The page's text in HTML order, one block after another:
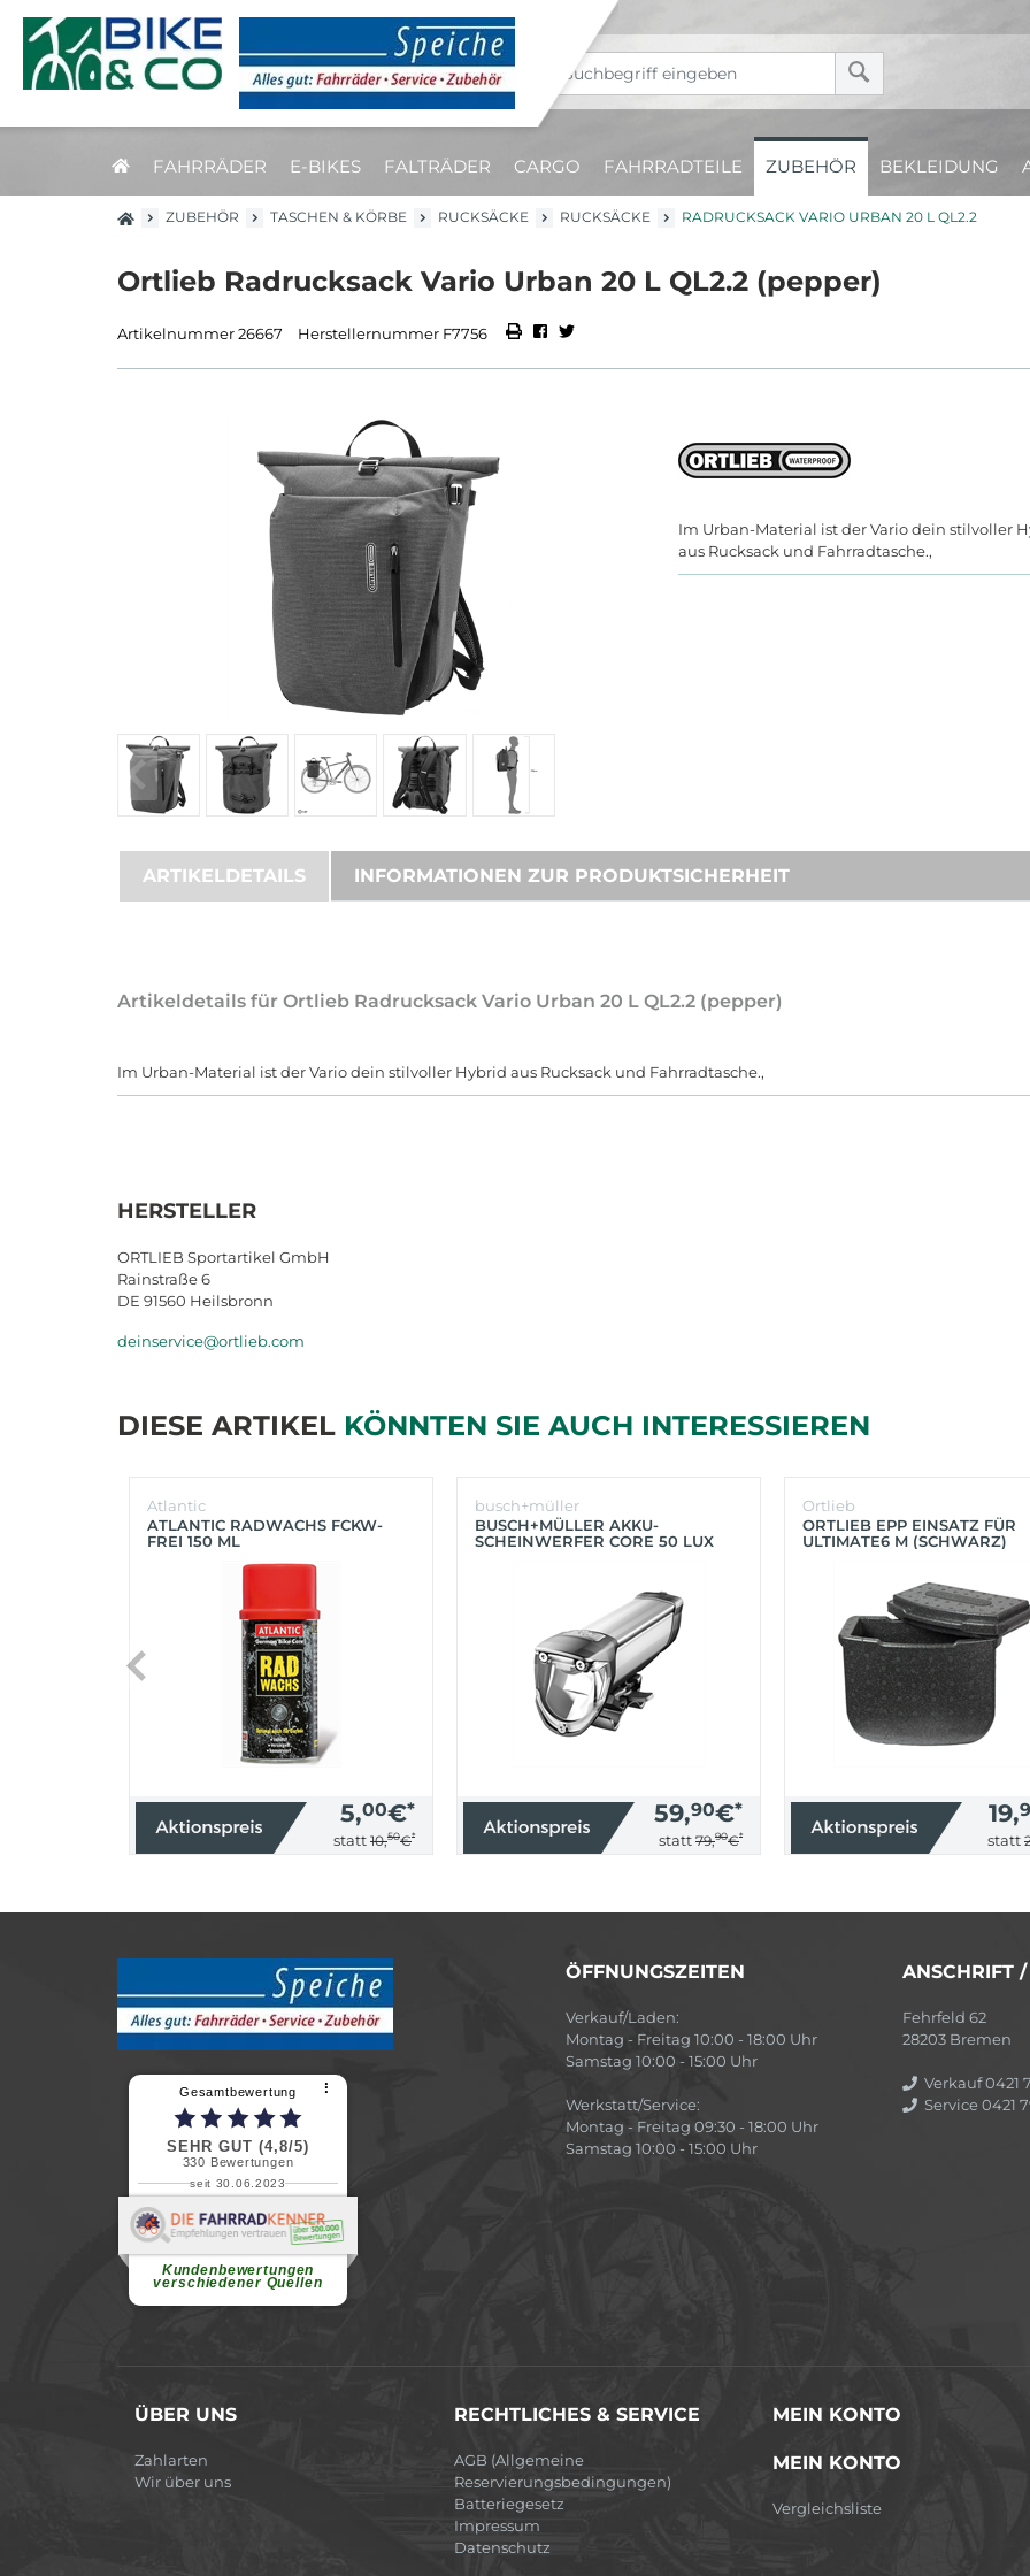
FAHRRÄDER E-BIKES FALTRÄDER CARGO FAHRRADTEILE ZUBEHÖR BEKLEIDUNG
ZUBEHÖR TASCHEN & KÖRBE RUCKSÄCKE RUCKSÄCKE RADRUCKSACK VARIO URBAN 20 L QL2.2
Ortlieb Radrucksack Vario Urban 20 L QL2.2 (pepper)
Artikelnummer 26667 Herstellernummer F7756
Im Urban-Material ist der Vario dein stilvoller
aus Rucksack und Fahrradtasche.,
ARTIKELDETAILS INFORMATIONEN ZUR PRODUKTSICHERHEIT
Artikeldetails für Ortlieb Radrucksack Vario Urban 20 L QL2.2 (pepper)
Im Urban-Material ist der Vario dein stilvoller Hybrid aus Rucksack und Fahrradtasche.,
HERSTELLER
ORTLIEB Sportartikel GmbH
Rainstraße 6
DE 91560 Heilsbronn
deinservice@ortlieb.com
DIESE ARTIKEL KÖNNTEN SIE AUCH INTERESSIEREN
Atlantic
ATLANTIC RADWACHS FCKW-
FREI 150 ML
5,00€*
statt 10,50€*
busch+müller
BUSCH+MÜLLER AKKU-
SCHEINWERFER CORE 50 LUX
59,90€*
statt 79,90€*
Ortlieb
ORTLIEB EPP EINSATZ FÜR
ULTIMATE6 M (SCHWARZ)
19,
statt
Gesamtbewertung ⠇
SEHR GUT (4,8/5)
330 Bewertungen
seit 30.06.2023
Kundenbewertungen
verschiedener Quellen
Renate H.
Vielen Dank für ein herzliches
ÖFFNUNGSZEITEN
Verkauf/Laden:
Montag - Freitag 10:00 - 18:00 Uhr
Samstag 10:00 - 15:00 Uhr
Werkstatt/Service:
Montag - Freitag 09:30 - 18:00 Uhr
Samstag 10:00 - 15:00 Uhr
ANSCHRIFT
Fehrfeld 62
28203 Bremen
Verkauf 0421
Service 0421
ÜBER UNS
Zahlarten
Wir über uns
RECHTLICHES & SERVICE
AGB (Allgemeine
Reservierungsbedingungen)
Batteriegesetz
Impressum
Datenschutz
MEIN KONTO
MEIN KONTO
Vergleichsliste